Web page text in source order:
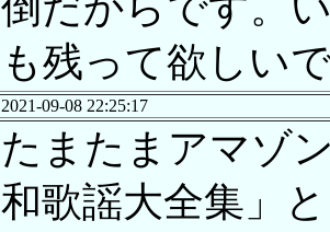
も残って欲しい
2021-09-08 22:25:17
たまたまアマゾ
和歌謡大全集」